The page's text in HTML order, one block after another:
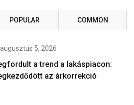
POPULAR COMMON
augusztus 5, 2026
a trend a lakáspiacon:
az árkorrekció